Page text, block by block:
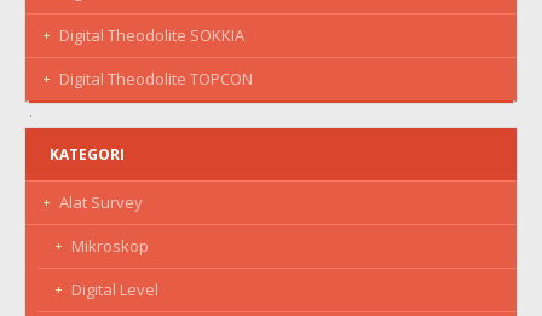
Digital Theodolite SOKKIA
Digital Theodolite TOPCON
KATEGORI
Alat Survey
Mikroskop
Digital Level